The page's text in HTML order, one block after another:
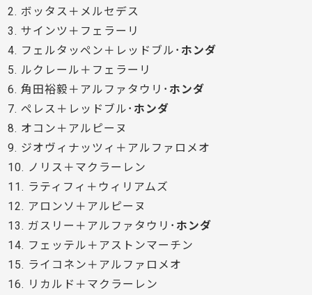
2. ボッタス＋メルセデス
3. サインツ＋フェラーリ
4. フェルタッペン＋レッドブル･ ホンダ
5. ルクレール＋フェラーリ
6. 角田裕毅＋アルファタウリ･ ホンダ
7. ペレス＋レッドブル･ ホンダ
8. オコン＋アルピーヌ
9. ジオヴィナッツィ＋アルファロメオ
10. ノリス＋マクラーレン
11. ラティフィ＋ウィリアムズ
12. アロンソ＋アルピーヌ
13. ガスリー＋アルファタウリ･ ホンダ
14. フェッテル＋アストンマーチン
15. ライコネン＋アルファロメオ
16. リカルド＋マクラーレン